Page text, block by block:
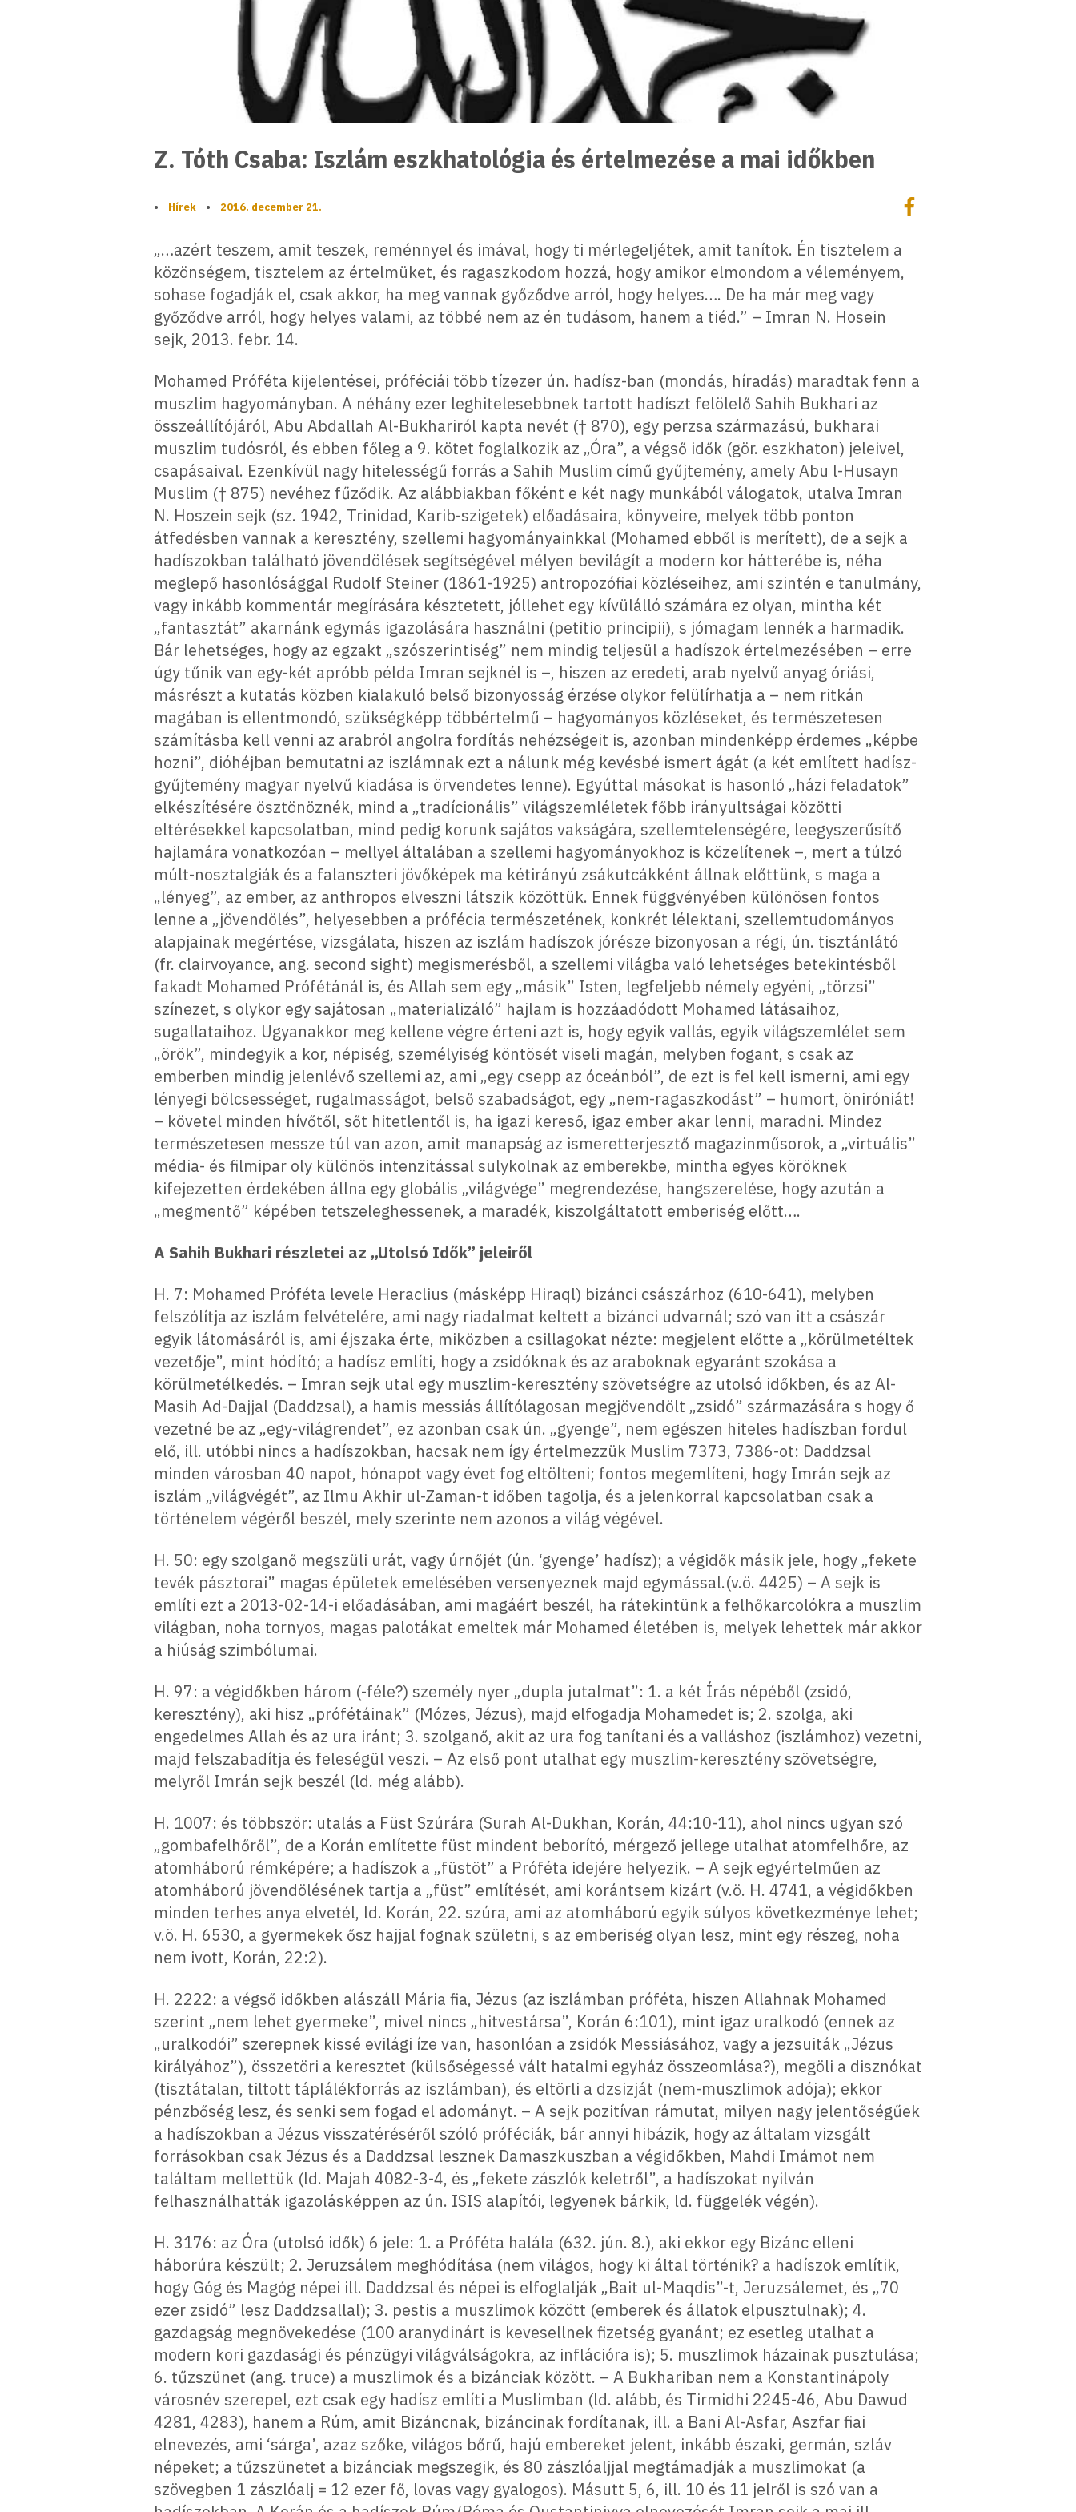
Z. Tóth Csaba: Iszlám eszkhatológia és értelmezése a mai időkben
• Hírek • 2016. december 21.
Megosztás
Megosztás Facebookon
„…azért teszem, amit teszek, reménnyel és imával, hogy ti mérlegeljétek, amit tanítok. Én tisztelem a
közönségem, tisztelem az értelmüket, és ragaszkodom hozzá, hogy amikor elmondom a véleményem,
sohase fogadják el, csak akkor, ha meg vannak győződve arról, hogy helyes…. De ha már meg vagy
győződve arról, hogy helyes valami, az többé nem az én tudásom, hanem a tiéd.” – Imran N. Hosein
sejk, 2013. febr. 14.
Mohamed Próféta kijelentései, próféciái több tízezer ún. hadísz-ban (mondás, híradás) maradtak fenn a
muszlim hagyományban. A néhány ezer leghitelesebbnek tartott hadíszt felölelő Sahih Bukhari az
összeállítójáról, Abu Abdallah Al-Bukhariról kapta nevét († 870), egy perzsa származású, bukharai
muszlim tudósról, és ebben főleg a 9. kötet foglalkozik az „Óra”, a végső idők (gör. eszkhaton) jeleivel,
csapásaival. Ezenkívül nagy hitelességű forrás a Sahih Muslim című gyűjtemény, amely Abu l-Husayn
Muslim († 875) nevéhez fűződik. Az alábbiakban főként e két nagy munkából válogatok, utalva Imran
N. Hoszein sejk (sz. 1942, Trinidad, Karib-szigetek) előadásaira, könyveire, melyek több ponton
átfedésben vannak a keresztény, szellemi hagyományainkkal (Mohamed ebből is merített), de a sejk a
hadíszokban található jövendölések segítségével mélyen bevilágít a modern kor hátterébe is, néha
meglepő hasonlósággal Rudolf Steiner (1861-1925) antropozófiai közléseihez, ami szintén e tanulmány,
vagy inkább kommentár megírására késztetett, jóllehet egy kívülálló számára ez olyan, mintha két
„fantasztát” akarnánk egymás igazolására használni (petitio principii), s jómagam lennék a harmadik.
Bár lehetséges, hogy az egzakt „szószerintiség” nem mindig teljesül a hadíszok értelmezésében – erre
úgy tűnik van egy-két apróbb példa Imran sejknél is –, hiszen az eredeti, arab nyelvű anyag óriási,
másrészt a kutatás közben kialakuló belső bizonyosság érzése olykor felülírhatja a – nem ritkán
magában is ellentmondó, szükségképp többértelmű – hagyományos közléseket, és természetesen
számításba kell venni az arabról angolra fordítás nehézségeit is, azonban mindenképp érdemes „képbe
hozni”, dióhéjban bemutatni az iszlámnak ezt a nálunk még kevésbé ismert ágát (a két említett hadísz-
gyűjtemény magyar nyelvű kiadása is örvendetes lenne). Egyúttal másokat is hasonló „házi feladatok”
elkészítésére ösztönöznék, mind a „tradícionális” világszemléletek főbb irányultságai közötti
eltérésekkel kapcsolatban, mind pedig korunk sajátos vakságára, szellemtelenségére, leegyszerűsítő
hajlamára vonatkozóan – mellyel általában a szellemi hagyományokhoz is közelítenek –, mert a túlzó
múlt-nosztalgiák és a falanszteri jövőképek ma kétirányú zsákutcákként állnak előttünk, s maga a
„lényeg”, az ember, az anthropos elveszni látszik közöttük. Ennek függvényében különösen fontos
lenne a „jövendölés”, helyesebben a prófécia természetének, konkrét lélektani, szellemtudományos
alapjainak megértése, vizsgálata, hiszen az iszlám hadíszok jórésze bizonyosan a régi, ún. tisztánlátó
(fr. clairvoyance, ang. second sight) megismerésből, a szellemi világba való lehetséges betekintésből
fakadt Mohamed Prófétánál is, és Allah sem egy „másik” Isten, legfeljebb némely egyéni, „törzsi”
színezet, s olykor egy sajátosan „materializáló” hajlam is hozzáadódott Mohamed látásaihoz,
sugallataihoz. Ugyanakkor meg kellene végre érteni azt is, hogy egyik vallás, egyik világszemlélet sem
„örök”, mindegyik a kor, népiség, személyiség köntösét viseli magán, melyben fogant, s csak az
emberben mindig jelenlévő szellemi az, ami „egy csepp az óceánból”, de ezt is fel kell ismerni, ami egy
lényegi bölcsességet, rugalmasságot, belső szabadságot, egy „nem-ragaszkodást” – humort, öniróniát!
– követel minden hívőtől, sőt hitetlentől is, ha igazi kereső, igaz ember akar lenni, maradni. Mindez
természetesen messze túl van azon, amit manapság az ismeretterjesztő magazinműsorok, a „virtuális”
média- és filmipar oly különös intenzitással sulykolnak az emberekbe, mintha egyes köröknek
kifejezetten érdekében állna egy globális „világvége” megrendezése, hangszerelése, hogy azután a
„megmentő” képében tetszeleghessenek, a maradék, kiszolgáltatott emberiség előtt….
A Sahih Bukhari részletei az „Utolsó Idők” jeleiről
H. 7: Mohamed Próféta levele Heraclius (másképp Hiraql) bizánci császárhoz (610-641), melyben
felszólítja az iszlám felvételére, ami nagy riadalmat keltett a bizánci udvarnál; szó van itt a császár
egyik látomásáról is, ami éjszaka érte, miközben a csillagokat nézte: megjelent előtte a „körülmetéltek
vezetője”, mint hódító; a hadísz említi, hogy a zsidóknak és az araboknak egyaránt szokása a
körülmetélkedés. – Imran sejk utal egy muszlim-keresztény szövetségre az utolsó időkben, és az Al-
Masih Ad-Dajjal (Daddzsal), a hamis messiás állítólagosan megjövendölt „zsidó” származására s hogy ő
vezetné be az „egy-világrendet”, ez azonban csak ún. „gyenge”, nem egészen hiteles hadíszban fordul
elő, ill. utóbbi nincs a hadíszokban, hacsak nem így értelmezzük Muslim 7373, 7386-ot: Daddzsal
minden városban 40 napot, hónapot vagy évet fog eltölteni; fontos megemlíteni, hogy Imrán sejk az
iszlám „világvégét”, az Ilmu Akhir ul-Zaman-t időben tagolja, és a jelenkorral kapcsolatban csak a
történelem végéről beszél, mely szerinte nem azonos a világ végével.
H. 50: egy szolganő megszüli urát, vagy úrnőjét (ún. ‘gyenge’ hadísz); a végidők másik jele, hogy „fekete
tevék pásztorai” magas épületek emelésében versenyeznek majd egymással.(v.ö. 4425) – A sejk is
említi ezt a 2013-02-14-i előadásában, ami magáért beszél, ha rátekintünk a felhőkarcolókra a muszlim
világban, noha tornyos, magas palotákat emeltek már Mohamed életében is, melyek lehettek már akkor
a hiúság szimbólumai.
H. 97: a végidőkben három (-féle?) személy nyer „dupla jutalmat”: 1. a két Írás népéből (zsidó,
keresztény), aki hisz „prófétáinak” (Mózes, Jézus), majd elfogadja Mohamedet is; 2. szolga, aki
engedelmes Allah és az ura iránt; 3. szolganő, akit az ura fog tanítani és a valláshoz (iszlámhoz) vezetni,
majd felszabadítja és feleségül veszi. – Az első pont utalhat egy muszlim-keresztény szövetségre,
melyről Imrán sejk beszél (ld. még alább).
H. 1007: és többször: utalás a Füst Szúrára (Surah Al-Dukhan, Korán, 44:10-11), ahol nincs ugyan szó
„gombafelhőről”, de a Korán említette füst mindent beborító, mérgező jellege utalhat atomfelhőre, az
atomháború rémképére; a hadíszok a „füstöt” a Próféta idejére helyezik. – A sejk egyértelműen az
atomháború jövendölésének tartja a „füst” említését, ami korántsem kizárt (v.ö. H. 4741, a végidőkben
minden terhes anya elvetél, ld. Korán, 22. szúra, ami az atomháború egyik súlyos következménye lehet;
v.ö. H. 6530, a gyermekek ősz hajjal fognak születni, s az emberiség olyan lesz, mint egy részeg, noha
nem ivott, Korán, 22:2).
H. 2222: a végső időkben alászáll Mária fia, Jézus (az iszlámban próféta, hiszen Allahnak Mohamed
szerint „nem lehet gyermeke”, mivel nincs „hitvestársa”, Korán 6:101), mint igaz uralkodó (ennek az
„uralkodói” szerepnek kissé evilági íze van, hasonlóan a zsidók Messiásához, vagy a jezsuiták „Jézus
királyához”), összetöri a keresztet (külsőségessé vált hatalmi egyház összeomlása?), megöli a disznókat
(tisztátalan, tiltott táplálékforrás az iszlámban), és eltörli a dzsizját (nem-muszlimok adója); ekkor
pénzbőség lesz, és senki sem fogad el adományt. – A sejk pozitívan rámutat, milyen nagy jelentőségűek
a hadíszokban a Jézus visszatéréséről szóló próféciák, bár annyi hibázik, hogy az általam vizsgált
forrásokban csak Jézus és a Daddzsal lesznek Damaszkuszban a végidőkben, Mahdi Imámot nem
találtam mellettük (ld. Majah 4082-3-4, és „fekete zászlók keletről”, a hadíszokat nyilván
felhasználhatták igazolásképpen az ún. ISIS alapítói, legyenek bárkik, ld. függelék végén).
H. 3176: az Óra (utolsó idők) 6 jele: 1. a Próféta halála (632. jún. 8.), aki ekkor egy Bizánc elleni
háborúra készült; 2. Jeruzsálem meghódítása (nem világos, hogy ki által történik? a hadíszok említik,
hogy Góg és Magóg népei ill. Daddzsal és népei is elfoglalják „Bait ul-Maqdis”-t, Jeruzsálemet, és „70
ezer zsidó” lesz Daddzsallal); 3. pestis a muszlimok között (emberek és állatok elpusztulnak); 4.
gazdagság megnövekedése (100 aranydinárt is kevesellnek fizetség gyanánt; ez esetleg utalhat a
modern kori gazdasági és pénzügyi világválságokra, az inflációra is); 5. muszlimok házainak pusztulása;
6. tűzszünet (ang. truce) a muszlimok és a bizánciak között. – A Bukhariban nem a Konstantinápoly
városnév szerepel, ezt csak egy hadísz említi a Muslimban (ld. alább, és Tirmidhi 2245-46, Abu Dawud
4281, 4283), hanem a Rúm, amit Bizáncnak, bizáncinak fordítanak, ill. a Bani Al-Asfar, Aszfar fiai
elnevezés, ami ‘sárga’, azaz szőke, világos bőrű, hajú embereket jelent, inkább északi, germán, szláv
népeket; a tűzszünetet a bizánciak megszegik, és 80 zászlóaljjal megtámadják a muszlimokat (a
szövegben 1 zászlóalj = 12 ezer fő, lovas vagy gyalogos). Másutt 5, 6, ill. 10 és 11 jelről is szó van a